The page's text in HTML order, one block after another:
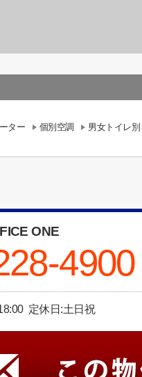
ター 個別空調 男女トイレ別
ONE
4900
定休日:土日祝